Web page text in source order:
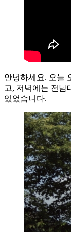
안녕하세요. 오늘
고, 저녁에는 전남
있었습니다.